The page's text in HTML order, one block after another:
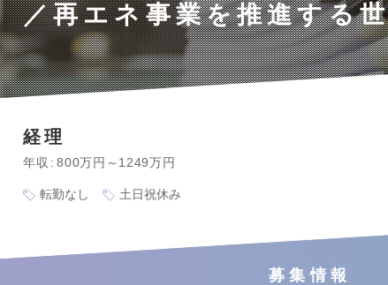
／再エネ事業を推進する
経理
年収 800万円～1249万円
転勤なし 土日祝休み
募集情報